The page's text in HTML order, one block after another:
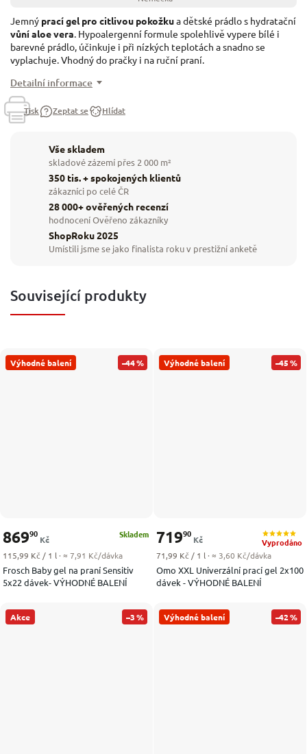
Jemný prací gel pro citlivou pokožkua dětské prádlo s hydratační
vůní aloe vera. Hypoalergenní formule spolehlivě vypere bílé i
barevné prádlo, účinkuje i při nízkých teplotách a snadno se
vyplachuje. Vhodný do pračky i na ruční praní.
Detailní informace
Tisk Zeptat se Hlídat
Vše skladem
skladové zázemí přes 2 000 m²
350 tis. + spokojených klientů
zákazníci po celé ČR
28 000+ ověřených recenzí
hodnocení Ověřeno zákazníky
ShopRoku 2025
Umístili jsme se jako finalista roku v prestižní anketě
Související produkty
Výhodné balení –44 %
Frosch Baby gel na praní Sensitiv
5x22 dávek- VÝHODNÉ BALENÍ
Skladem
86990
Kč
Měrná cena:
115,99 Kč / 1 l · ≈ 7,91 Kč/dávka
Výhodné balení –45 %
Omo XXL Univerzální prací gel 2x100
dávek - VÝHODNÉ BALENÍ
Vyprodáno
71990
Kč
Měrná cena:
71,99 Kč / 1 l · ≈ 3,60 Kč/dávka
Akce –3 % Výhodné balení –42 %